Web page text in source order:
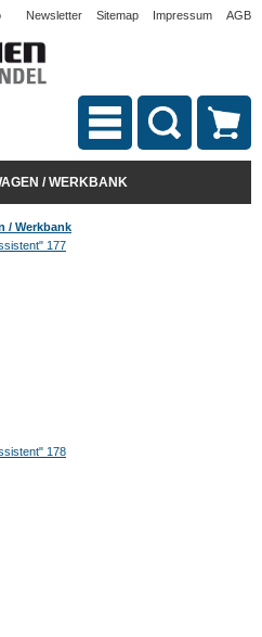
Newsletter Sitemap Impressum AGB
/ WERKBANK
/ Werkbank
177
178